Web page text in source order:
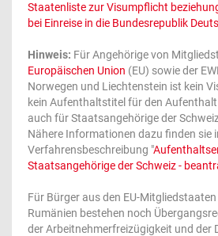
Staatenliste zur Visumpflicht
bei Einreise in die Bundesrepublik
Hinweis: Für Angehörige von
Europäischen Union (EU) sowie der
Norwegen und Liechtenstein ist kein
kein Aufenthaltstitel für den
auch für Staatsangehörige der
Nähere Informationen dazu finden sie
Verfahrensbeschreibung "
Staatsangehörige der Schweiz -
Für Bürger aus den EU-
Rumänien bestehen noch
der Arbeitnehmerfreizügigkeit und der